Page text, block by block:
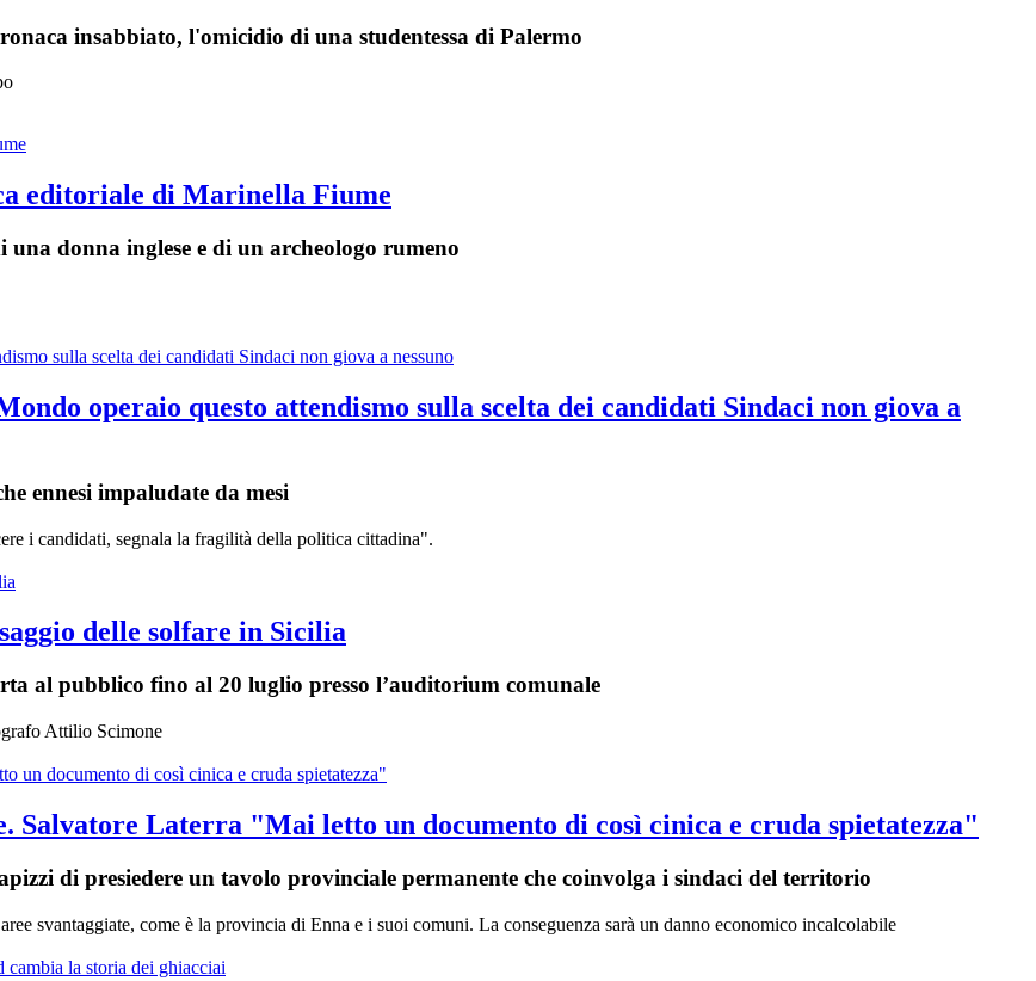
insabbiato, l'omicidio di una studentessa di Palermo
editoriale di Marinella Fiume
donna inglese e di un archeologo rumeno
operaio questo attendismo sulla scelta dei candidati Sindaci non giova a
ennesi impaludate da mesi
i candidati, segnala la fragilità della politica cittadina".
delle solfare in Sicilia
al pubblico fino al 20 luglio presso l’auditorium comunale
Attilio Scimone
Salvatore Laterra "Mai letto un documento di così cinica e cruda spietatezza"
di presiedere un tavolo provinciale permanente che coinvolga i sindaci del territorio
svantaggiate, come è la provincia di Enna e i suoi comuni. La conseguenza sarà un danno economico incalcolabile